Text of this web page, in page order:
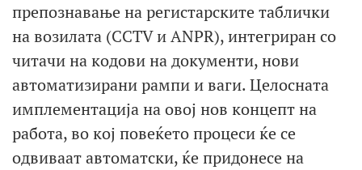
препознавање на регистарските таблички
на возилата (CCTV и ANPR), интегриран со
читачи на кодови на документи, нови
автоматизирани рампи и ваги. Целосната
имплементација на овој нов концепт на
работа, во кој повеќето процеси ќе се
одвиваат автоматски, ќе придонесе на